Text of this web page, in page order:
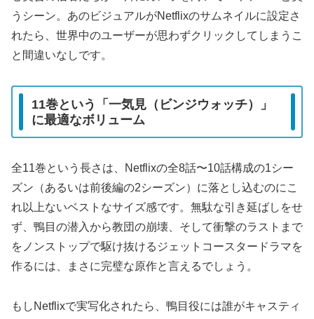
うシーン。あのビジュアルがNetflixのサムネイルに設定さ
れたら、世界中のユーザーが思わずクリックしてしまうこ
と間違いなしです。
11巻という「一気見（ビンジウォッチ）」
に最適なボリューム
全11巻という長さは、Netflixの全8話〜10話構成の1シー
ズン（あるいは前後編の2シーズン）に落とし込むのにこ
れ以上ないベストなサイズ感です。無駄な引き延ばしをせ
ず、鴨目の潜入から教団の崩壊、そして衝撃のラストまで
をノンストップで駆け抜けるジェットコースタードラマを
作るには、まさに完璧な原作と言えるでしょう。
もしNetflixで実写化されたら、鴨目役には誰がキャスティ